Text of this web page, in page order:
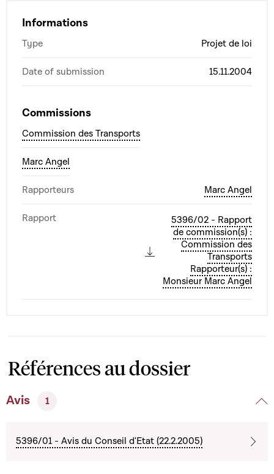
Informations
Type Projet de loi
Date of submission 15.11.2004
Commissions
Commission des Transports
Marc Angel
Rapporteurs Marc Angel
Rapport
5396/02 - Rapport
de commission(s) :
Commission des
Transports
Rapporteur(s) :
Monsieur Marc Angel
Références au dossier
Avis 1
5396/01 - Avis du Conseil d'Etat (22.2.2005)